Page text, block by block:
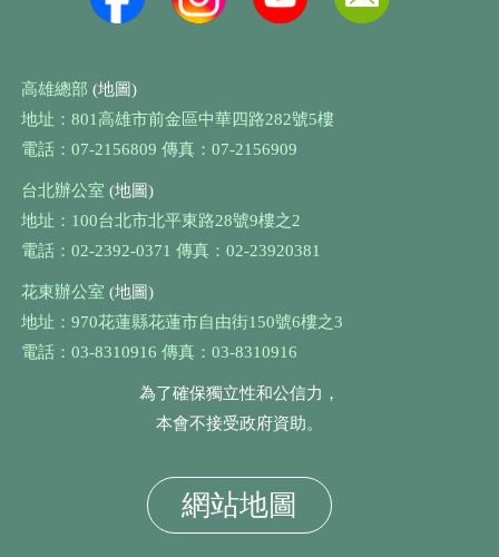
高雄總部 (地圖)
地址：801高雄市前金區中華四路282號5樓
電話：07-2156809 傳真：07-2156909
台北辦公室 (地圖)
地址：100台北市北平東路28號9樓之2
電話：02-2392-0371 傳真：02-23920381
花東辦公室 (地圖)
地址：970花蓮縣花蓮市自由街150號6樓之3
電話：03-8310916 傳真：03-8310916
為了確保獨立性和公信力，
本會不接受政府資助。
網站地圖